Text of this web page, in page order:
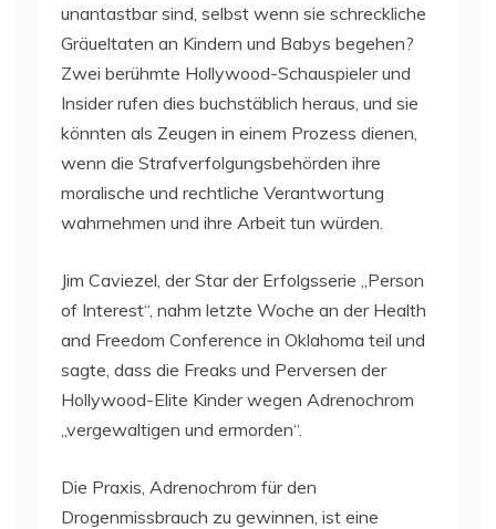
unantastbar sind, selbst wenn sie schreckliche
Gräueltaten an Kindern und Babys begehen?
Zwei berühmte Hollywood-Schauspieler und
Insider rufen dies buchstäblich heraus, und sie
könnten als Zeugen in einem Prozess dienen,
wenn die Strafverfolgungsbehörden ihre
moralische und rechtliche Verantwortung
wahrnehmen und ihre Arbeit tun würden.
Jim Caviezel, der Star der Erfolgsserie „Person
of Interest“, nahm letzte Woche an der Health
and Freedom Conference in Oklahoma teil und
sagte, dass die Freaks und Perversen der
Hollywood-Elite Kinder wegen Adrenochrom
„vergewaltigen und ermorden“.
Die Praxis, Adrenochrom für den
Drogenmissbrauch zu gewinnen, ist eine